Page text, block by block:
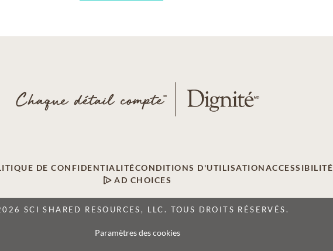
DE CONFIDENTIALITÉCONDITIONS D'UTILISATIONACCESSIBILITÉ
AD CHOICES
SCI SHARED RESOURCES, LLC. TOUS DROITS RÉSERVÉS.
Paramètres des cookies